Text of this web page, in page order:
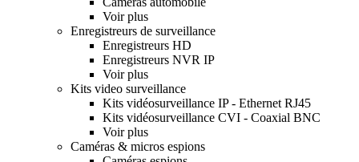
Voir plus
Enregistreurs de surveillance
Enregistreurs HD
Enregistreurs NVR IP
Voir plus
Kits video surveillance
Kits vidéosurveillance IP - Ethernet RJ45
Kits vidéosurveillance CVI - Coaxial BNC
Voir plus
Caméras & micros espions